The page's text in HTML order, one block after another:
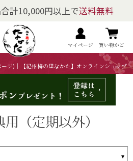
計10,000円以上で送料無料
マイページ 買い物かご
ジ)｜【紀州梅の里なかた】オンラインショップ
商品一覧
（定期以外）